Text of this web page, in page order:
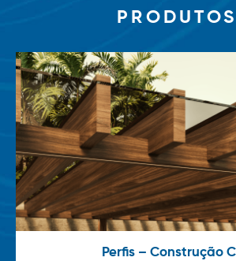
PRODUTOS
Perfis – Construção